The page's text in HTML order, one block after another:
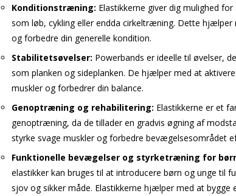
Konditionstræning: Elastikkerne giver dig mulighed
som løb, cykling eller endda cirkeltræning. Dette hjælper
og forbedre din generelle kondition.
Stabilitetsøvelser: Powerbands er ideelle til øvelser,
som planken og sideplanken. De hjælper med at
muskler og forbedrer din balance.
Genoptræning og rehabilitering: Elastikkerne er et
genoptræning, da de tillader en gradvis øgning af
styrke svage muskler og forbedre bevægelsesområdet
Funktionelle bevægelser og styrketræning for
elastikker kan bruges til at introducere børn og unge til
sjov og sikker måde. Elastikkerne hjælper med at bygge